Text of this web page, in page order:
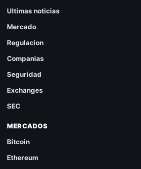
Ultimas noticias
Mercado
Regulacion
Companias
Seguridad
Exchanges
SEC
MERCADOS
Bitcoin
Ethereum